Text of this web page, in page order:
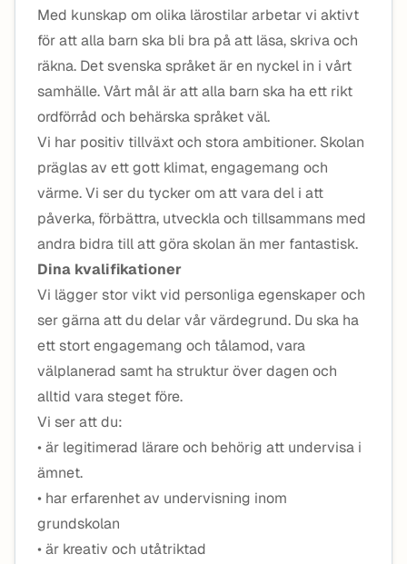
Med kunskap om olika lärostilar arbetar vi aktivt
för att alla barn ska bli bra på att läsa, skriva och
räkna. Det svenska språket är en nyckel in i vårt
samhälle. Vårt mål är att alla barn ska ha ett rikt
ordförråd och behärska språket väl.
Vi har positiv tillväxt och stora ambitioner. Skolan
präglas av ett gott klimat, engagemang och
värme. Vi ser du tycker om att vara del i att
påverka, förbättra, utveckla och tillsammans med
andra bidra till att göra skolan än mer fantastisk.
Dina kvalifikationer
Vi lägger stor vikt vid personliga egenskaper och
ser gärna att du delar vår värdegrund. Du ska ha
ett stort engagemang och tålamod, vara
välplanerad samt ha struktur över dagen och
alltid vara steget före.
Vi ser att du:
• är legitimerad lärare och behörig att undervisa i
ämnet.
• har erfarenhet av undervisning inom
grundskolan
• är kreativ och utåtriktad